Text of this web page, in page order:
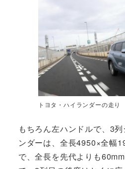
トヨタ・ハイランダーの走り
もちろん左ハンドルで、3
ンダーは、全長4950×全幅
で、全長を先代よりも